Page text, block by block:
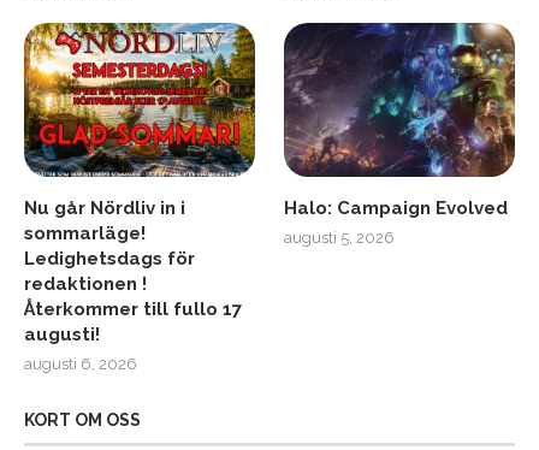
Nu går Nördliv in i
sommarläge!
Ledighetsdags för
redaktionen !
Återkommer till fullo 17
augusti!
augusti 6, 2026
Halo: Campaign Evolved
augusti 5, 2026
KORT OM OSS